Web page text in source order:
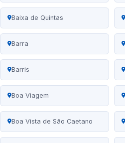
Baixa de Quintas
Barra
Barris
Boa Viagem
Boa Vista de São Caetano